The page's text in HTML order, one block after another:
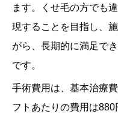
ます。くせ毛の方でも
現することを目指し、
がら、長期的に満足で
です。
手術費用は、基本治療
フトあたりの費用は